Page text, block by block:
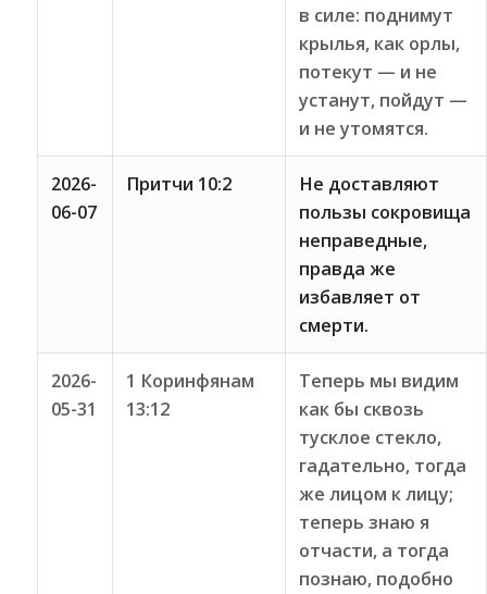
в силе: поднимут
крылья, как орлы,
потекут — и не
устанут, пойдут —
и не утомятся.
2026-
06-07
Притчи 10:2
Не доставляют
пользы сокровища
неправедные,
правда же
избавляет от
смерти.
2026-
05-31
1 Коринфянам
13:12
Теперь мы видим
как бы сквозь
тусклое стекло,
гадательно, тогда
же лицом к лицу;
теперь знаю я
отчасти, а тогда
познаю, подобно